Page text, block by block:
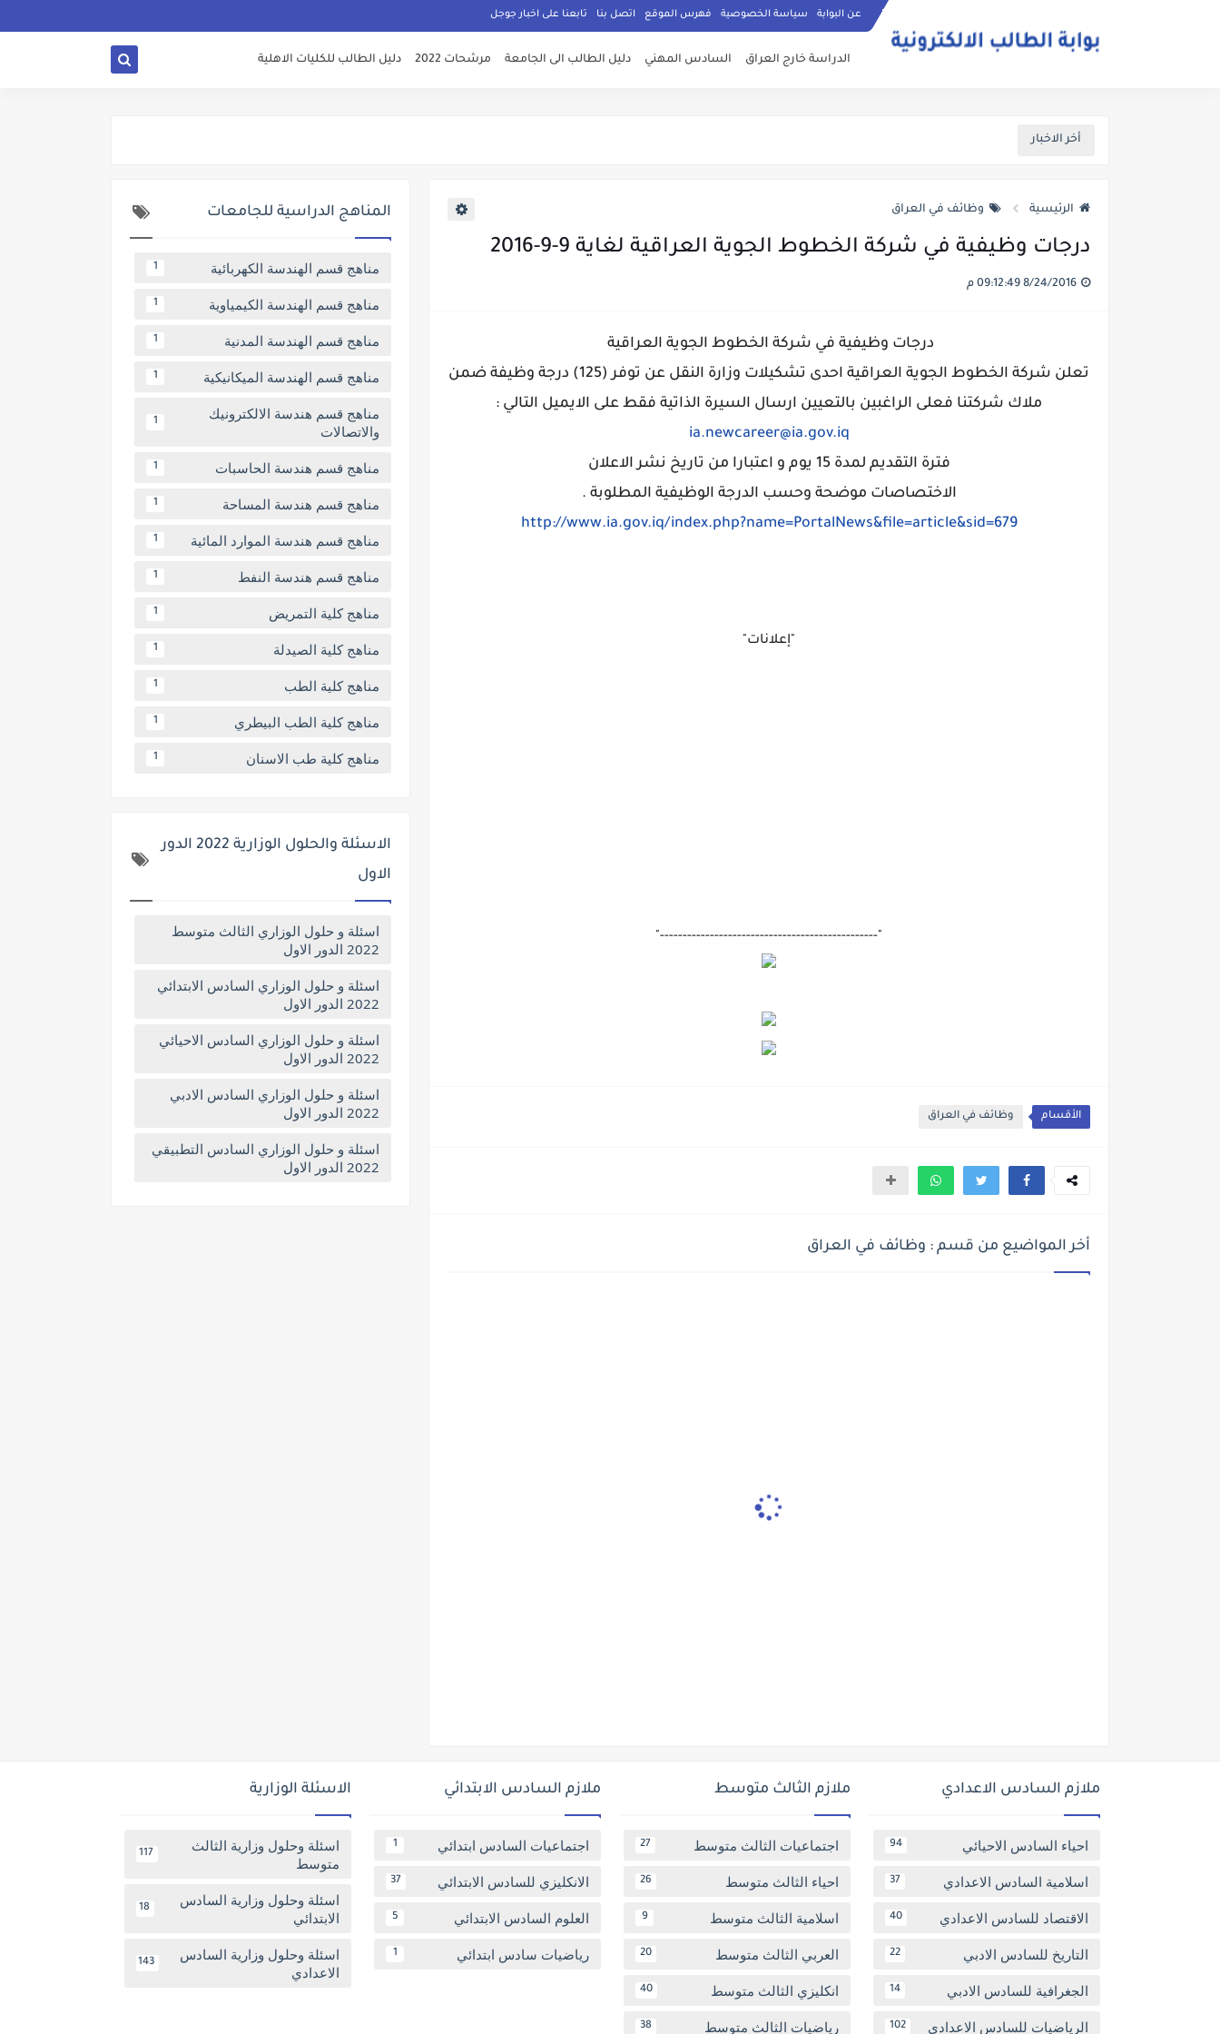
عن البوابة سياسة الخصوصية فهرس الموقع اتصل بنا تابعنا على اخبار جوجل
الدراسة خارج العراق السادس المهني دليل الطالب الى الجامعة مرشحات 2022 دليل الطالب للكليات الاهلية
أخر الاخبار
الرئيسية وظائف في العراق
درجات وظيفية في شركة الخطوط الجوية العراقية لغاية 9-9-2016
درجات وظيفية في شركة الخطوط الجوية العراقية
تعلن شركة الخطوط الجوية العراقية احدى تشكيلات وزارة النقل عن توفر (125) درجة وظيفة ضمن
ملاك شركتنا فعلى الراغبين بالتعيين ارسال السيرة الذاتية فقط على الايميل التالي :
ia.newcareer@ia.gov.iq
فترة التقديم لمدة 15 يوم و اعتبارا من تاريخ نشر الاعلان
الاختصاصات موضحة وحسب الدرجة الوظيفية المطلوبة .
http://www.ia.gov.iq/index.php?name=PortalNews&file=article&sid=679
"إعلانات"
"------------------------------------------------"
الأقسام وظائف في العراق
أخر المواضيع من قسم : وظائف في العراق
المناهج الدراسية للجامعات
مناهج قسم الهندسة الكهربائية 1
مناهج قسم الهندسة الكيمياوية 1
مناهج قسم الهندسة المدنية 1
مناهج قسم الهندسة الميكانيكية 1
مناهج قسم هندسة الالكترونيك
والاتصالات
1
مناهج قسم هندسة الحاسبات 1
مناهج قسم هندسة المساحة 1
مناهج قسم هندسة الموارد المائية 1
مناهج قسم هندسة النفط 1
مناهج كلية التمريض 1
مناهج كلية الصيدلة 1
مناهج كلية الطب 1
مناهج كلية الطب البيطري 1
مناهج كلية طب الاسنان 1
الاسئلة والحلول الوزارية 2022 الدور
الاول
اسئلة و حلول الوزاري الثالث متوسط
2022 الدور الاول
اسئلة و حلول الوزاري السادس الابتدائي
2022 الدور الاول
اسئلة و حلول الوزاري السادس الاحيائي
2022 الدور الاول
اسئلة و حلول الوزاري السادس الادبي
2022 الدور الاول
اسئلة و حلول الوزاري السادس التطبيقي
2022 الدور الاول
ملازم السادس الاعدادي
احياء السادس الاحيائي 94
اسلامية السادس الاعدادي 37
الاقتصاد للسادس الاعدادي 40
التاريخ للسادس الادبي 22
الجغرافية للسادس الادبي 14
الرياضيات للسادس الاعدادي 102
ملازم الثالث متوسط
اجتماعيات الثالث متوسط 27
احياء الثالث متوسط 26
اسلامية الثالث متوسط 9
العربي الثالث متوسط 20
انكليزي الثالث متوسط 40
رياضيات الثالث متوسط 38
ملازم السادس الابتدائي
اجتماعيات السادس ابتدائي 1
الانكليزي للسادس الابتدائي 37
العلوم السادس الابتدائي 5
رياضيات سادس ابتدائي 1
الاسئلة الوزارية
اسئلة وحلول وزارية الثالث
متوسط
117
اسئلة وحلول وزارية السادس
الابتدائي
18
اسئلة وحلول وزارية السادس
الاعدادي
143